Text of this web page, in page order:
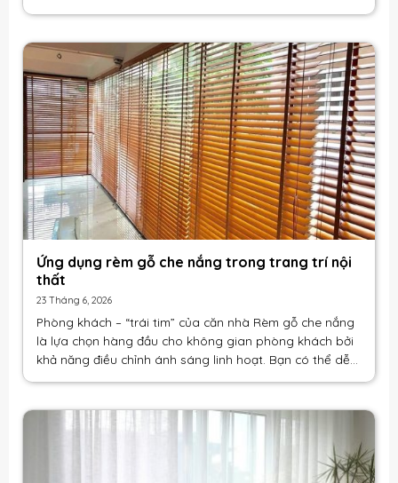
Ứng dụng rèm gỗ che nắng trong trang trí nội
thất
23 Tháng 6, 2026
Phòng khách – “trái tim” của căn nhà Rèm gỗ che nắng
là lựa chọn hàng đầu cho không gian phòng khách bởi
khả năng điều chỉnh ánh sáng linh hoạt. Bạn có thể dễ